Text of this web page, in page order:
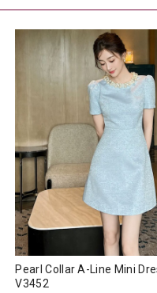
Pearl Collar A-Line Mini
V3452